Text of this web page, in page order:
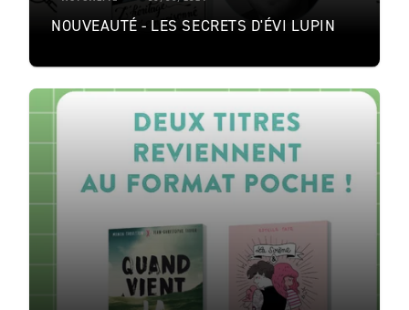
NOUVEAUTÉ - LES SECRETS D'ÉVI LUPIN